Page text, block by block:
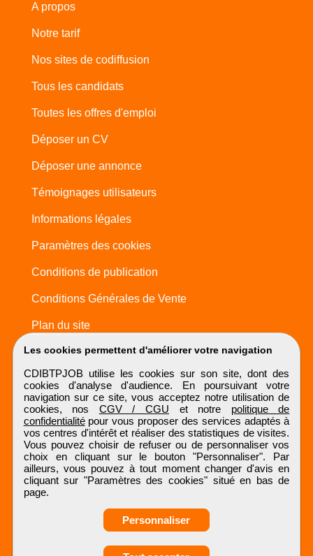
Les cookies permettent d'améliorer votre navigation
CDIBTPJOB utilise les cookies sur son site, dont des
cookies d'analyse d'audience. En poursuivant votre
navigation sur ce site, vous acceptez notre utilisation de
cookies, nos CGV / CGU et notre politique de
confidentialitépour vous proposer des services adaptés à
vos centres d'intérêt et réaliser des statistiques de visites.
Vous pouvez choisir de refuser ou de personnaliser vos
choix en cliquant sur le bouton "Personnaliser". Par
ailleurs, vous pouvez à tout moment changer d'avis en
cliquant sur "Paramètres des cookies" situé en bas de
page.
Personnaliser
A propos
Notre tarif
Nos sites de codiffusion
Tous les candidats
Toutes les offres d'emploi
Déposer un CV
Déposer une annonce
Témoignages utilisateurs
Informations légales
Paramètres des cookies
Conditions de publication
Conditions Générales de Vente
Plan du site